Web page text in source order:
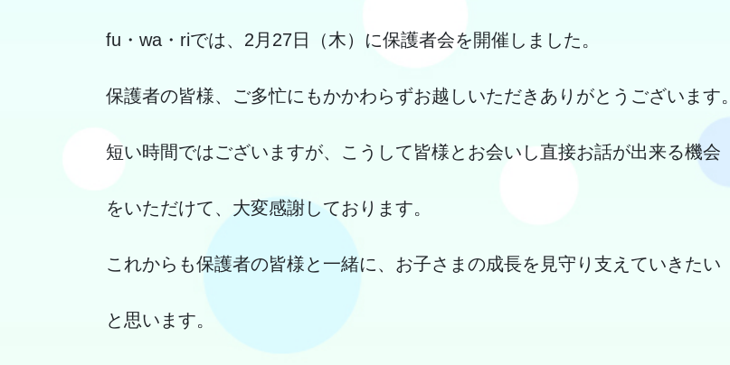
fu・wa・riでは、2月27日（木）に保護者会を開催しました。
保護者の皆様、ご多忙にもかかわらずお越しいただきありがとうございます。
短い時間ではございますが、こうして皆様とお会いし直接お話が出来る機会
をいただけて、大変感謝しております。
これからも保護者の皆様と一緒に、お子さまの成長を見守り支えていきたい
と思います。